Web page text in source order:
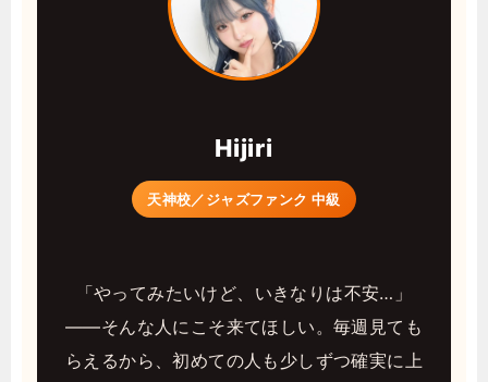
Hijiri
天神校／ジャズファンク 中級
「やってみたいけど、いきなりは不安…」
——そんな人にこそ来てほしい。毎週見ても
らえるから、初めての人も少しずつ確実に上